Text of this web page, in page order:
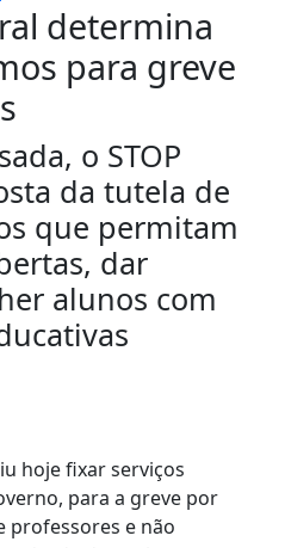
determina
para greve
o STOP
da tutela de
que permitam
dar
alunos com
hoje fixar serviços
para a greve por
professores e não